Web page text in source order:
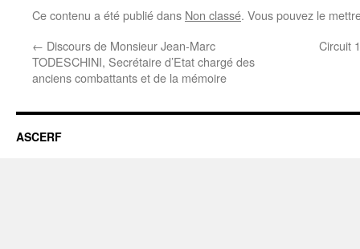
Ce contenu a été publié dans Non classé. Vous pouvez le
← Discours de Monsieur Jean-Marc
TODESCHINI, Secrétaire d’Etat chargé des
anciens combattants et de la mémoire
Circuit
ASCERF